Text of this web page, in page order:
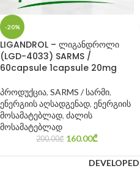
-20%
LIGANDROL – ლიგანდროლი
(LGD-4033) SARMS /
60capsule 1capsule 20mg
პროდუქცია, SARMS / სარმი,
ენერგიის აღსადგენად, ენერგიის
მოსამატებლად, ძალის
მოსამატებლად
200.00₾ 160.00₾